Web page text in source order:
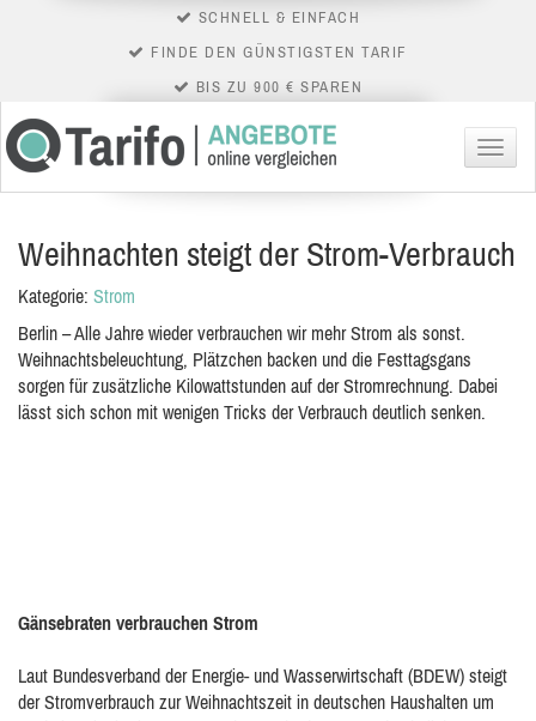
SCHNELL & EINFACH
FINDE DEN GÜNSTIGSTEN TARIF
BIS ZU 900 € SPAREN
Menü
Weihnachten steigt der Strom-Verbrauch
Kategorie: Strom
Berlin – Alle Jahre wieder verbrauchen wir mehr Strom als sonst.
Weihnachtsbeleuchtung, Plätzchen backen und die Festtagsgans
sorgen für zusätzliche Kilowattstunden auf der Stromrechnung. Dabei
lässt sich schon mit wenigen Tricks der Verbrauch deutlich senken.
Gänsebraten verbrauchen Strom
Laut Bundesverband der Energie- und Wasserwirtschaft (BDEW) steigt
der Stromverbrauch zur Weihnachtszeit in deutschen Haushalten um